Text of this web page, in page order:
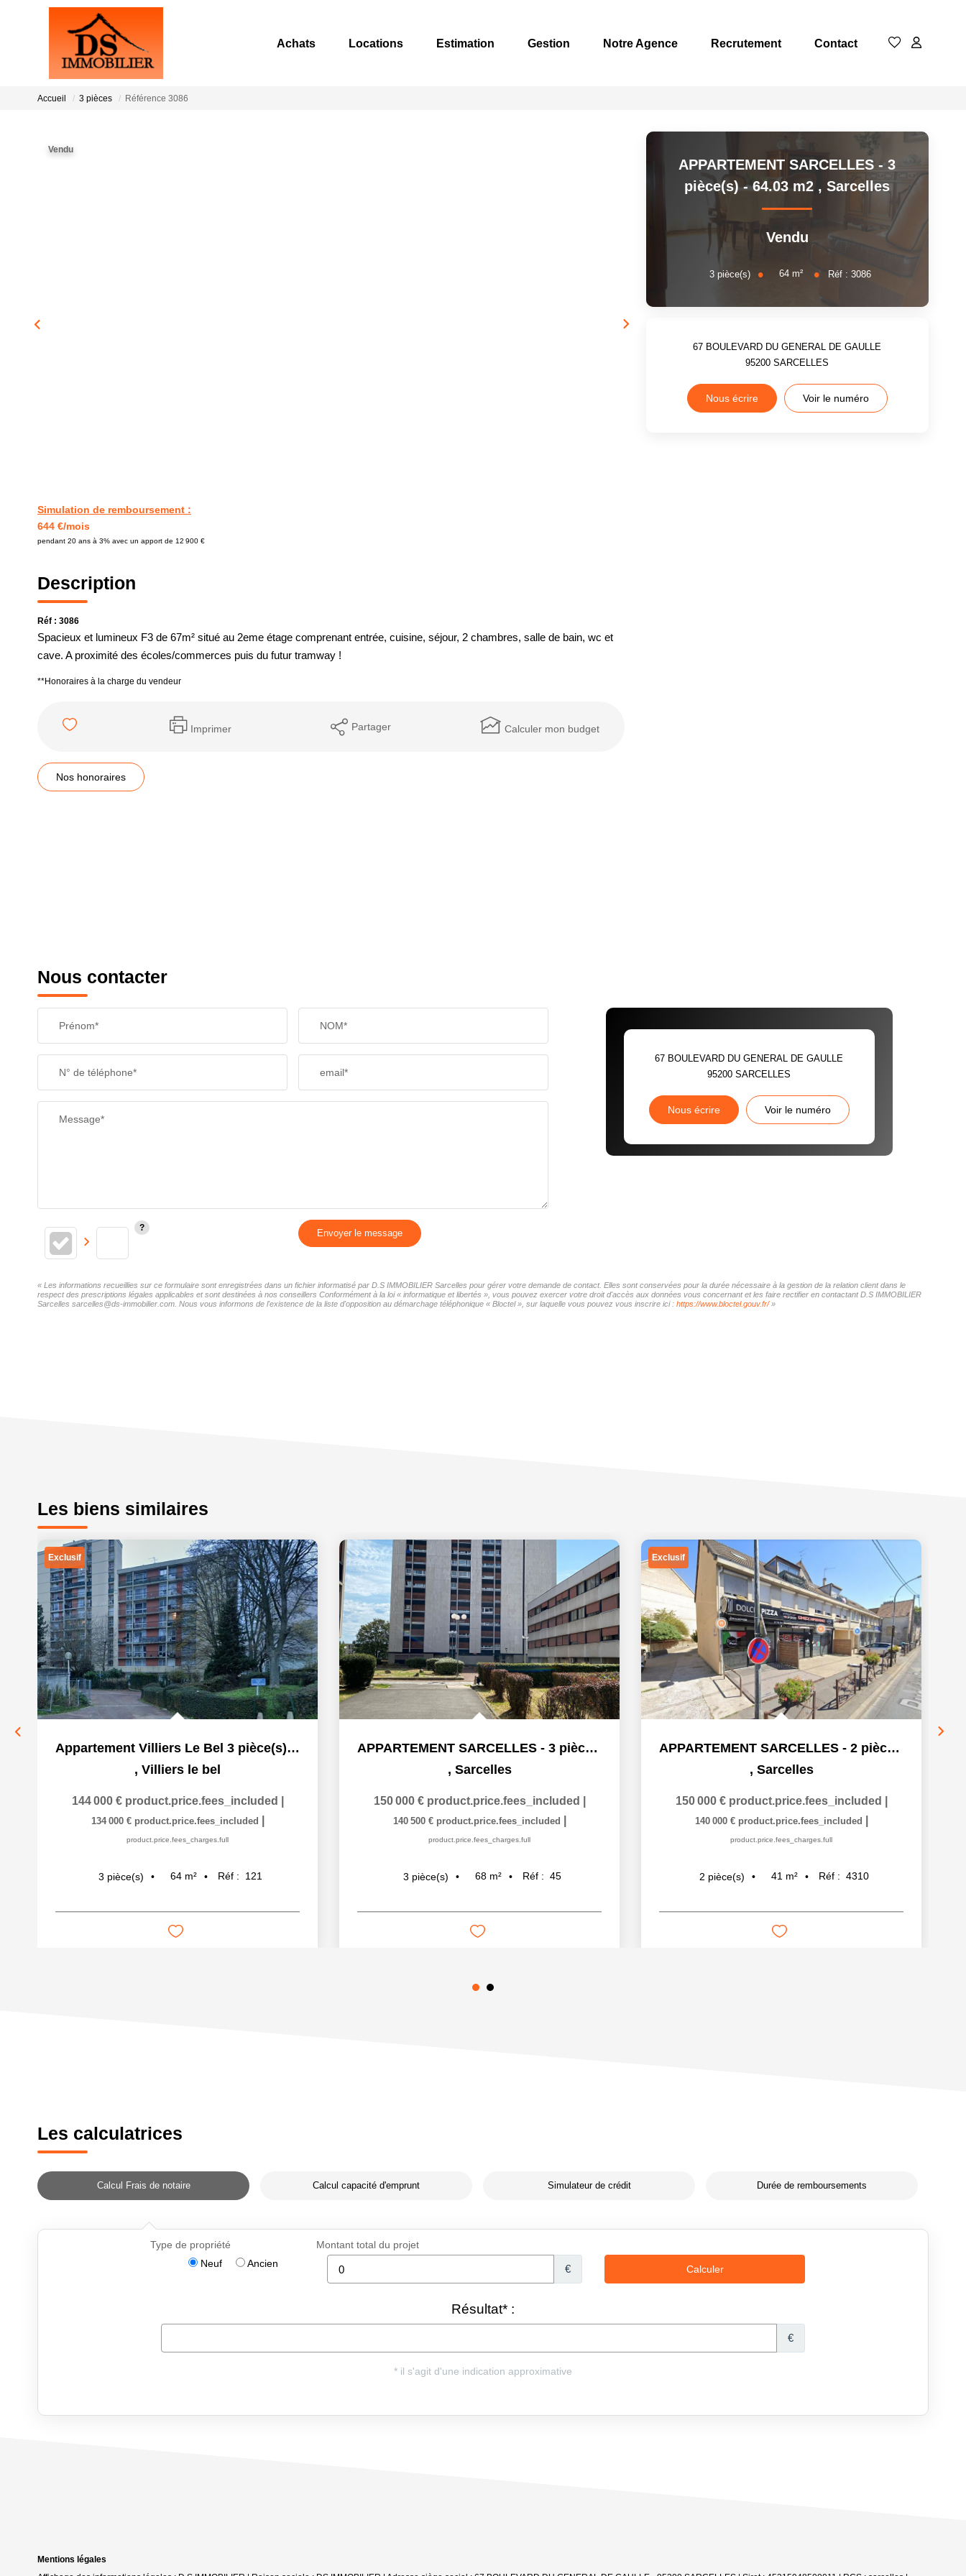
Achats Locations Estimation Gestion Notre Agence Recrutement Contact
Accueil 3 pièces Référence 3086
Vendu
Simulation de remboursement :
644 €/mois
pendant 20 ans à 3% avec un apport de 12 900 €
Description
Réf : 3086
Spacieux et lumineux F3 de 67m² situé au 2eme étage comprenant entrée, cuisine, séjour, 2 chambres, salle de bain, wc et
cave. A proximité des écoles/commerces puis du futur tramway !
**Honoraires à la charge du vendeur
Imprimer Partager Calculer mon budget
Nos honoraires
APPARTEMENT SARCELLES - 3
pièce(s) - 64.03 m2 ,Sarcelles
Vendu
3 pièce(s) 64 m² Réf : 3086
67 BOULEVARD DU GENERAL DE GAULLE
95200SARCELLES
Nous écrire Voir le numéro
Nous contacter
Prénom* NOM*
N° de téléphone* email*
Message*
Envoyer le message
67 BOULEVARD DU GENERAL DE GAULLE
95200SARCELLES
Nous écrire Voir le numéro
« Les informations recueillies sur ce formulaire sont enregistrées dans un fichier informatisé par D.S IMMOBILIER Sarcelles pour gérer votre demande de contact. Elles sont conservées pour la durée nécessaire à la gestion de la relation client dans le
respect des prescriptions légales applicables et sont destinées à nos conseillers Conformément à la loi « informatique et libertés », vous pouvez exercer votre droit d'accès aux données vous concernant et les faire rectifier en contactant D.S IMMOBILIER
Sarcelles sarcelles@ds-immobilier.com. Nous vous informons de l'existence de la liste d'opposition au démarchage téléphonique « Bloctel », sur laquelle vous pouvez vous inscrire ici : https://www.bloctel.gouv.fr/»
Les biens similaires
Exclusif
Appartement Villiers Le Bel 3 pièce(s) 64.310 m2
, Villiers le bel
144 000 € product.price.fees_included
134 000 € product.price.fees_included
product.price.fees_charges.full
3 pièce(s) 64 m² Réf : 121
APPARTEMENT SARCELLES - 3 pièce(s) - 67.13 m2
, Sarcelles
150 000 € product.price.fees_included
140 500 € product.price.fees_included
product.price.fees_charges.full
3 pièce(s) 68 m² Réf : 45
Exclusif
APPARTEMENT SARCELLES - 2 pièce(s) - 40.92 m2
, Sarcelles
150 000 € product.price.fees_included
140 000 € product.price.fees_included
product.price.fees_charges.full
2 pièce(s) 41 m² Réf : 4310
Les calculatrices
Calcul Frais de notaire Calcul capacité d'emprunt Simulateur de crédit Durée de remboursements
Mentions légales